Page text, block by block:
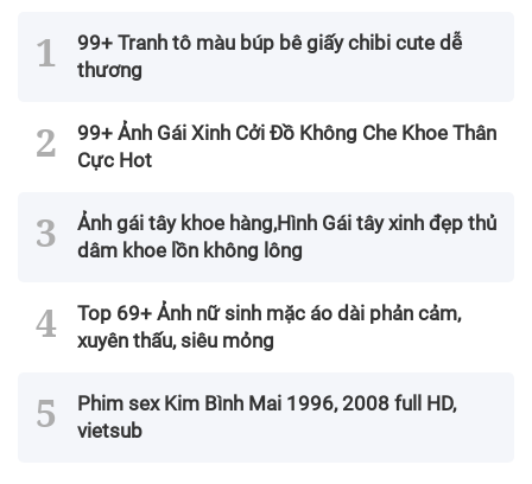
99+ Tranh tô màu búp bê giấy chibi cute dễ
thương
99+ Ảnh Gái Xinh Cởi Đồ Không Che Khoe Thân
Cực Hot
Ảnh gái tây khoe hàng,Hình Gái tây xinh đẹp thủ
dâm khoe lồn không lông
Top 69+ Ảnh nữ sinh mặc áo dài phản cảm,
xuyên thấu, siêu mỏng
Phim sex Kim Bình Mai 1996, 2008 full HD,
vietsub